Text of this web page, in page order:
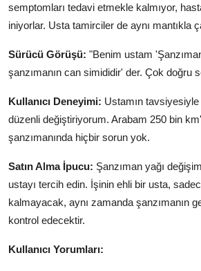
semptomları tedavi etmekle kalmıyor,
iniyorlar. Usta tamirciler de aynı mantıkla
Sürücü Görüşü: "Benim ustam
şanzımanın can simididir' der. Çok doğru
Kullanıcı Deneyimi: Ustamın tavsiyesiyle
düzenli değiştiriyorum. Arabam 250 bin
şanzımanında hiçbir sorun yok.
Satın Alma İpucu: Şanzıman yağı
ustayı tercih edin. İşinin ehli bir usta,
kalmayacak, aynı zamanda şanzımanın
kontrol edecektir.
Kullanıcı Yorumları: